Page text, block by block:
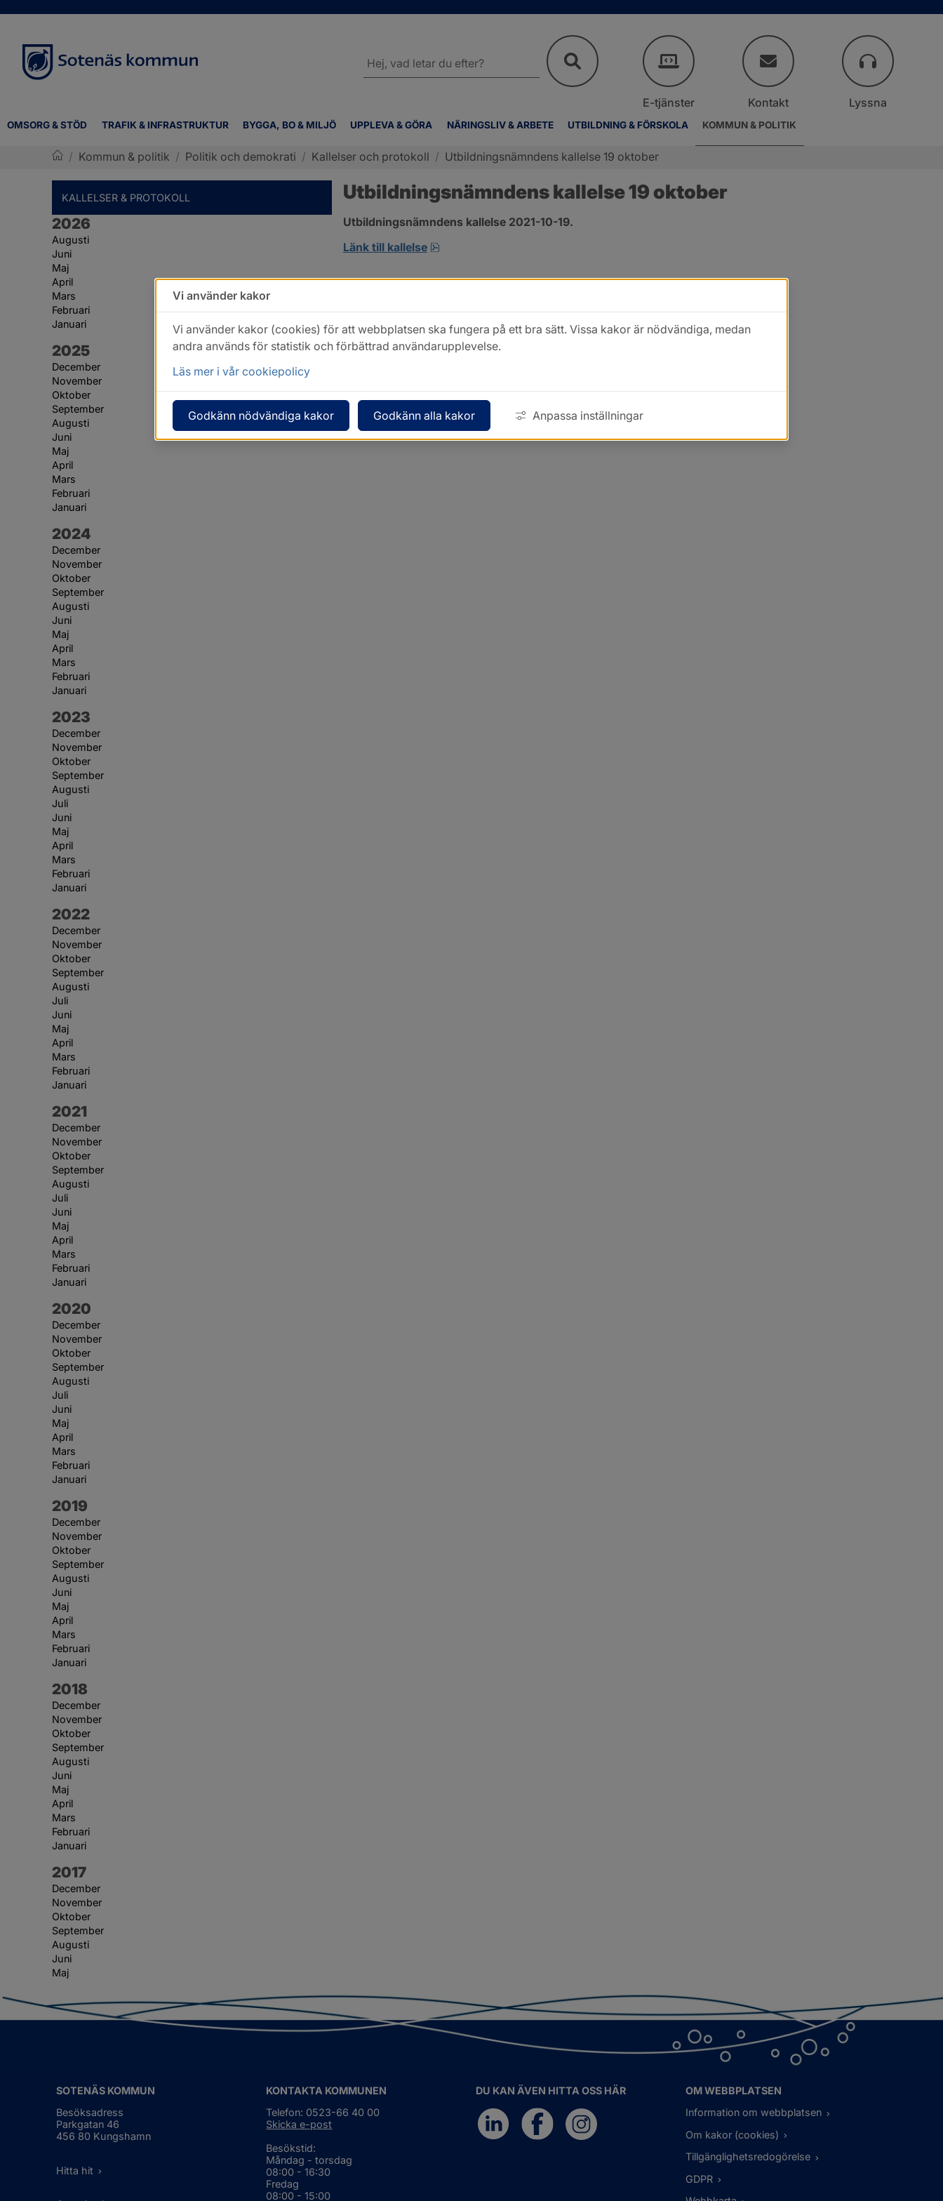
OMSORG & STÖD TRAFIK & INFRASTRUKTUR BYGGA, BO & MILJÖ UPPLEVA & GÖRA NÄRINGSLIV & ARBETE UTBILDNING & FÖRSKOLA KOMMUN & POLITIK
webbplatsen
E-tjänster Kontakt Lyssna
/ Kommun & politik / Politik och demokrati / Kallelser och protokoll / Utbildningsnämndens kallelse 19 oktober
KALLELSER & PROTOKOLL
År:
2026
Augusti
Juni
Maj
April
Mars
Februari
Januari
År:
2025
December
November
Oktober
September
Augusti
Juni
Maj
April
Mars
Februari
Januari
År:
2024
December
November
Oktober
September
Augusti
Juni
Maj
April
Mars
Februari
Januari
År:
2023
December
November
Oktober
September
Augusti
Juli
Juni
Maj
April
Mars
Februari
Januari
År:
2022
December
November
Oktober
September
Augusti
Juli
Juni
Maj
April
Mars
Februari
Januari
År:
2021
December
November
Oktober
September
Augusti
Juli
Juni
Maj
April
Mars
Februari
Januari
År:
2020
December
November
Oktober
September
Augusti
Juli
Juni
Maj
April
Mars
Februari
Januari
År:
2019
December
November
Oktober
September
Augusti
Juni
Maj
April
Mars
Februari
Januari
År:
2018
December
November
Oktober
September
Augusti
Juni
Maj
April
Mars
Februari
Januari
År:
2017
December
November
Oktober
September
Augusti
Juni
Maj
Utbildningsnämndens kallelse 19 oktober
Utbildningsnämndens kallelse 2021-10-19.
Länk till kallelse
pdf, 221.7 kB, öppnas i nytt fönster.
SOTENÄS KOMMUN
Besöksadress
Parkgatan 46
456 80 Kungshamn
Hitta hit
KONTAKTA KOMMUNEN
Telefon: 0523-66 40 00
Skicka e-post
Besökstid:
Måndag - torsdag
08:00 - 16:30
Fredag
08:00 - 15:00
DU KAN ÄVEN HITTA OSS HÄR
OM WEBBPLATSEN
Information om webbplatsen
Om kakor (cookies)
Tillgänglighetsredogörelse
GDPR
Vi använder kakor
Vi använder kakor (cookies) för att webbplatsen ska fungera på ett bra sätt. Vissa kakor är nödvändiga, medan
andra används för statistik och förbättrad användarupplevelse.
Läs mer i vår cookiepolicy
Godkänn nödvändiga kakor Godkänn alla kakor Anpassa inställningar